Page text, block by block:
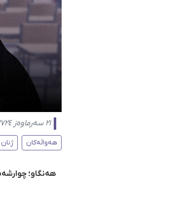
٢١ سەرماوەز ٢٧٢٤، ١٩:٣٥
هەواڵەکان ژنان
هەنگاو؛ چوارشەممە ٢١ی